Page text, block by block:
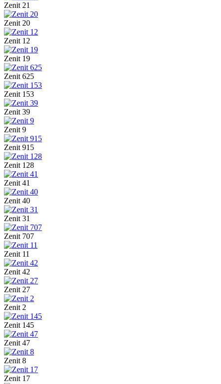
Zenit 21
Zenit 20
Zenit 12
Zenit 19
Zenit 625
Zenit 153
Zenit 39
Zenit 9
Zenit 915
Zenit 128
Zenit 41
Zenit 40
Zenit 31
Zenit 707
Zenit 11
Zenit 42
Zenit 27
Zenit 2
Zenit 145
Zenit 47
Zenit 8
Zenit 17